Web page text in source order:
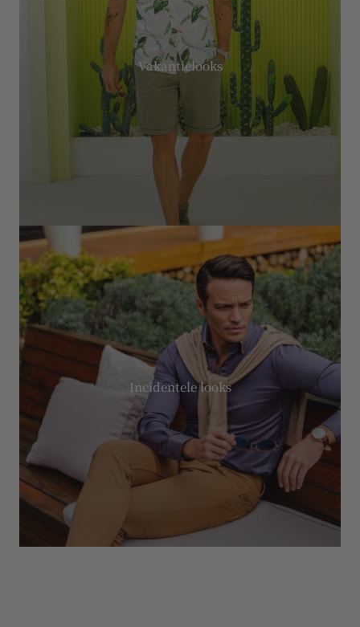
Vakantielooks
Incidentele looks